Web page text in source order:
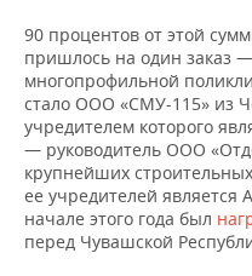
90 процентов от этой
пришлось на один заказ
многопрофильной
стало ООО «СМУ-115» из
учредителем которого
— руководитель ООО
крупнейших
ее учредителей является
начале этого года был
перед Чувашской